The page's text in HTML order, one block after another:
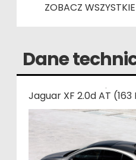
ZOBACZ
Dane
Jaguar XF 2.0d AT (163